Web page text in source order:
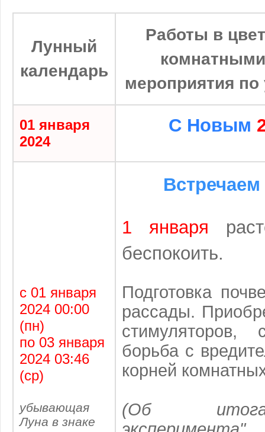
Лунный
календарь
Работы в
мероприятия по
01 января
2024
С Новым
с 01 января
2024 00:00
(пн)
по 03 января
2024 03:46
(ср)
убывающая
Луна в знаке
Встречаем
1 января
беспокоить.
Подготовка
рассады.
стимуляторов,
борьба с
корней
(Об